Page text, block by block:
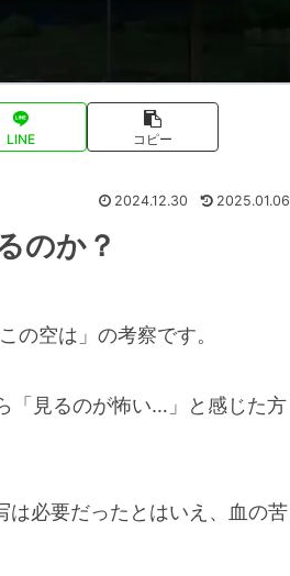
LINE コピー
2024.12.30 2025.01.06
のか？
空は」の考察です。
「見るのが怖い…」と感じた方
は必要だったとはいえ、血の苦